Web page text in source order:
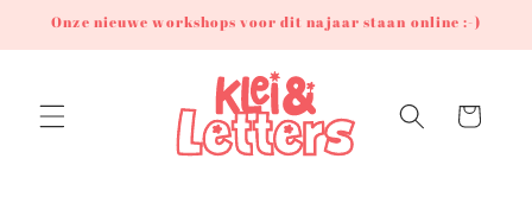
naar de
content
Onze nieuwe workshops voor dit najaar staan online :-)
Winkelwagen